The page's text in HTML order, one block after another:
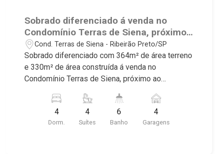
Sobrado diferenciado á venda no
Condomínio Terras de Siena, próximo
ao Shopping Iguatemi - Ribeirão
Preto/SP.
Cond. Terras de Siena - Ribeirão Preto/SP
Sobrado diferenciado com 364m² de área terreno
e 330m² de área construída á venda no
Condomínio Terras de Siena, próximo ao
as características deste imóvel que a Martinelli
Imobiliária selecionou para você: - 364m² de área
terreno e 330m² de área construída - 4 suítes
4
Dorm.
4
Suítes
6
Banho
4
Garagens